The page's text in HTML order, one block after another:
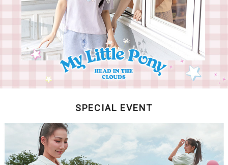
SPECIAL EVENT